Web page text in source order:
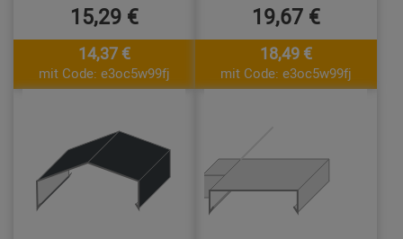
15,29 €
14,37 €
mit Code: e3oc5w99fj
19,67 €
18,49 €
mit Code: e3oc5w99fj